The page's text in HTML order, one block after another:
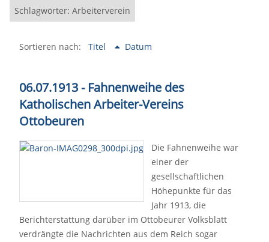
Schlagwörter: Arbeiterverein
Sortieren nach: Titel Datum
06.07.1913 - Fahnenweihe des
Katholischen Arbeiter-Vereins
Ottobeuren
Die Fahnenweihe war
einer der
gesellschaftlichen
Höhepunkte für das
Jahr 1913, die
Berichterstattung darüber im Ottobeurer Volksblatt
verdrängte die Nachrichten aus dem Reich sogar